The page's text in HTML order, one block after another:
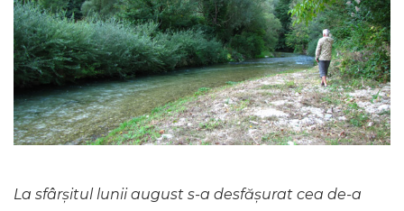
La sfârșitul lunii august s-a desfășurat cea de-a